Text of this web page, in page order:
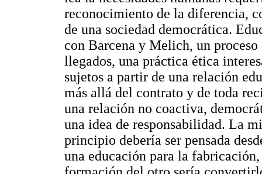
reconocimiento de la diferencia,
de una sociedad democrática.
con Barcena y Melich, un
llegados, una práctica ética
sujetos a partir de una relación
más allá del contrato y de toda
una relación no coactiva,
una idea de responsabilidad. La
principio debería ser pensada
una educación para la